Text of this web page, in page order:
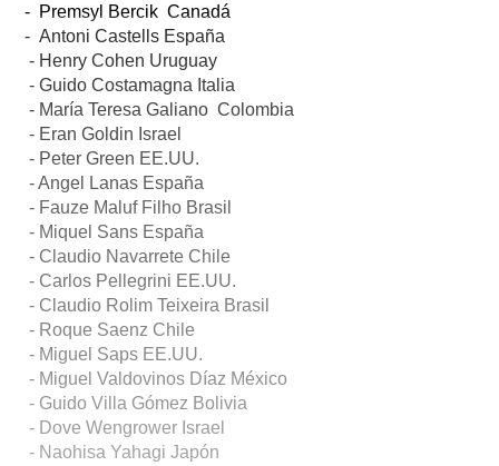
- Premsyl Bercik Canadá
- Antoni Castells España
- Henry Cohen Uruguay
- Guido Costamagna Italia
- María Teresa Galiano Colombia
- Eran Goldin Israel
- Peter Green EE.UU.
- Angel Lanas España
- Fauze Maluf Filho Brasil
- Miquel Sans España
- Claudio Navarrete Chile
- Carlos Pellegrini EE.UU.
- Claudio Rolim Teixeira Brasil
- Roque Saenz Chile
- Miguel Saps EE.UU.
- Miguel Valdovinos Díaz México
- Guido Villa Gómez Bolivia
- Dove Wengrower Israel
- Naohisa Yahagi Japón